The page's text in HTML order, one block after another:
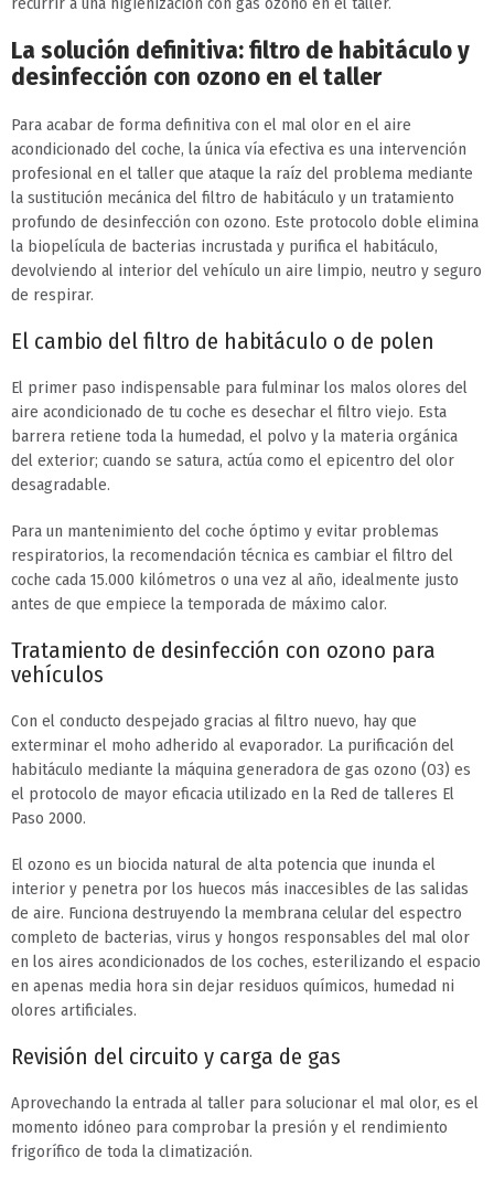
La solución definitiva: filtro de habitáculo y
desinfección con ozono en el taller
Para acabar de forma definitiva con el mal olor en el aire
acondicionado del coche, la única vía efectiva es una intervención
profesional en el taller que ataque la raíz del problema mediante
la sustitución mecánica del filtro de habitáculo y un tratamiento
profundo de desinfección con ozono. Este protocolo doble elimina
la biopelícula de bacterias incrustada y purifica el habitáculo,
devolviendo al interior del vehículo un aire limpio, neutro y seguro
de respirar.
El cambio del filtro de habitáculo o de polen
El primer paso indispensable para fulminar los malos olores del
aire acondicionado de tu coche es desechar el filtro viejo. Esta
barrera retiene toda la humedad, el polvo y la materia orgánica
del exterior; cuando se satura, actúa como el epicentro del olor
desagradable.
Para un mantenimiento del coche óptimo y evitar problemas
respiratorios, la recomendación técnica es cambiar el filtro del
coche cada 15.000 kilómetros o una vez al año, idealmente justo
antes de que empiece la temporada de máximo calor.
Tratamiento de desinfección con ozono para
vehículos
Con el conducto despejado gracias al filtro nuevo, hay que
exterminar el moho adherido al evaporador. La purificación del
habitáculo mediante la máquina generadora de gas ozono (O3) es
el protocolo de mayor eficacia utilizado en la Red de talleres El
Paso 2000.
El ozono es un biocida natural de alta potencia que inunda el
interior y penetra por los huecos más inaccesibles de las salidas
de aire. Funciona destruyendo la membrana celular del espectro
completo de bacterias, virus y hongos responsables del mal olor
en los aires acondicionados de los coches, esterilizando el espacio
en apenas media hora sin dejar residuos químicos, humedad ni
olores artificiales.
Revisión del circuito y carga de gas
Aprovechando la entrada al taller para solucionar el mal olor, es el
momento idóneo para comprobar la presión y el rendimiento
frigorífico de toda la climatización.